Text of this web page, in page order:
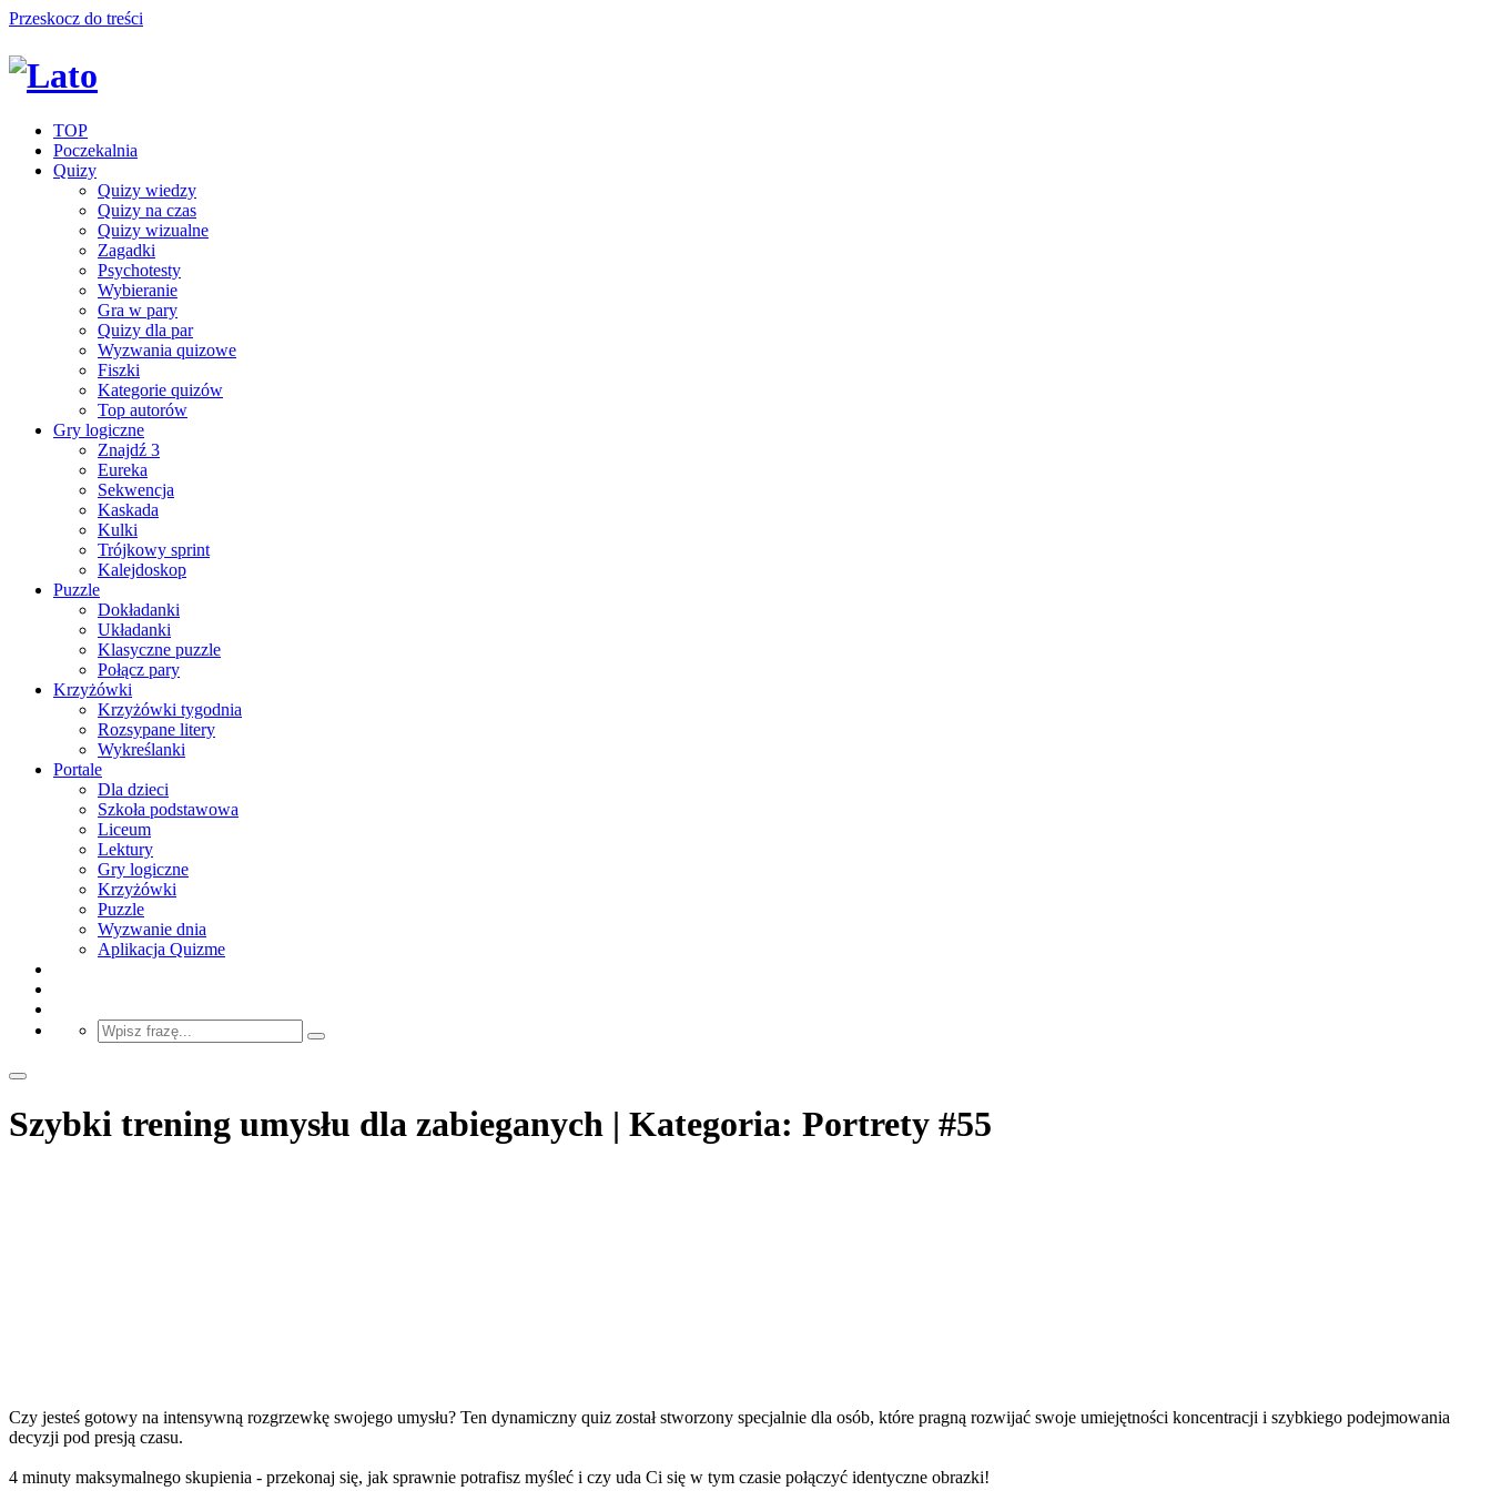
Przeskocz do treści
TOP
Poczekalnia
Quizy
Quizy wiedzy
Quizy na czas
Quizy wizualne
Zagadki
Psychotesty
Wybieranie
Gra w pary
Quizy dla par
Wyzwania quizowe
Fiszki
Kategorie quizów
Top autorów
Gry logiczne
Znajdź 3
Eureka
Sekwencja
Kaskada
Kulki
Trójkowy sprint
Kalejdoskop
Puzzle
Dokładanki
Układanki
Klasyczne puzzle
Połącz pary
Krzyżówki
Krzyżówki tygodnia
Rozsypane litery
Wykreślanki
Portale
Dla dzieci
Szkoła podstawowa
Liceum
Lektury
Gry logiczne
Krzyżówki
Puzzle
Wyzwanie dnia
Aplikacja Quizme
Szybki trening umysłu dla zabieganych | Kategoria: Portrety #55
Czy jesteś gotowy na intensywną rozgrzewkę swojego umysłu? Ten dynamiczny quiz został stworzony specjalnie dla osób, które pragną rozwijać swoje umiejętności koncentracji i szybkiego podejmowania
decyzji pod presją czasu.
4 minuty maksymalnego skupienia - przekonaj się, jak sprawnie potrafisz myśleć i czy uda Ci się w tym czasie połączyć identyczne obrazki!